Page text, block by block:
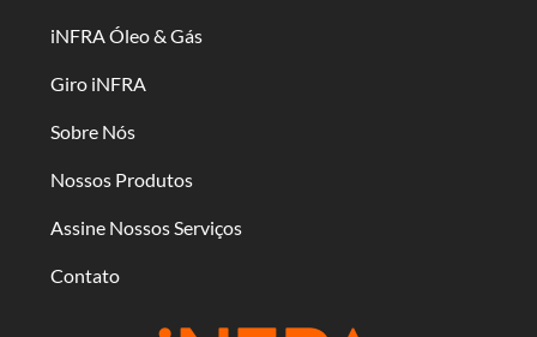
iNFRA Óleo & Gás
Giro iNFRA
Sobre Nós
Nossos Produtos
Assine Nossos Serviços
Contato